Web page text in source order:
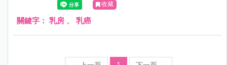
收藏
關鍵字： 乳房 、 乳癌